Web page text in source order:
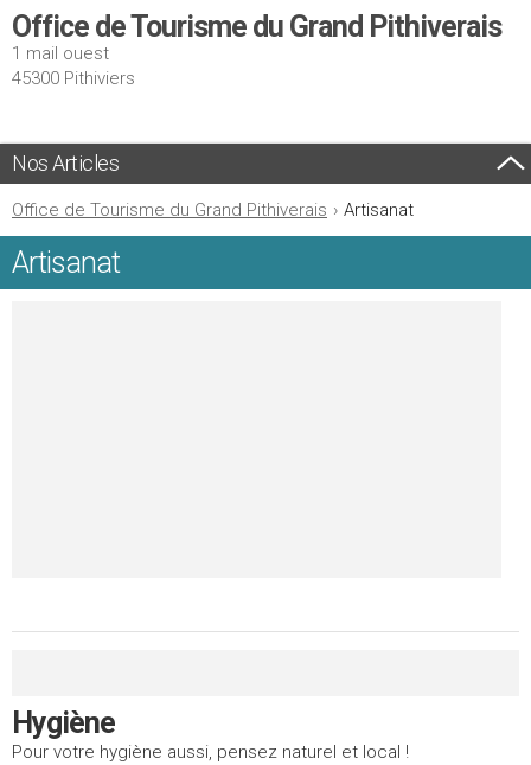
Office de Tourisme du Grand Pithiverais
1 mail ouest
45300 Pithiviers
Nos Articles
Office de Tourisme du Grand Pithiverais › Artisanat
Artisanat
Hygiène
Pour votre hygiène aussi, pensez naturel et local !